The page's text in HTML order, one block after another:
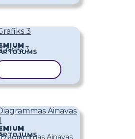
3
Ainavas